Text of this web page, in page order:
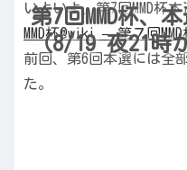
第7回MMD杯、
（8/19 夜21時
いよいよ、第7回MMD杯
MMD杯@wiki – 第７回MMD
前回、第6回本選には全
た。